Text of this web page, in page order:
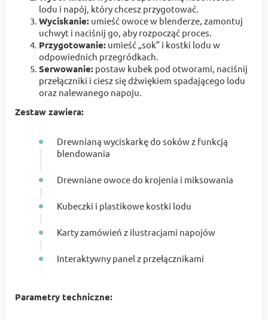
lodu i napój, który chcesz przygotować.
Wyciskanie: umieść owoce w blenderze, zamontuj
uchwyt i naciśnij go, aby rozpocząć proces.
Przygotowanie: umieść „sok” i kostki lodu w
odpowiednich przegródkach.
Serwowanie: postaw kubek pod otworami, naciśnij
przełączniki i ciesz się dźwiękiem spadającego lodu
oraz nalewanego napoju.
Zestaw zawiera:
Drewnianą wyciskarkę do soków z funkcją
blendowania
Drewniane owoce do krojenia i miksowania
Kubeczki i plastikowe kostki lodu
Karty zamówień z ilustracjami napojów
Interaktywny panel z przełącznikami
Parametry techniczne: